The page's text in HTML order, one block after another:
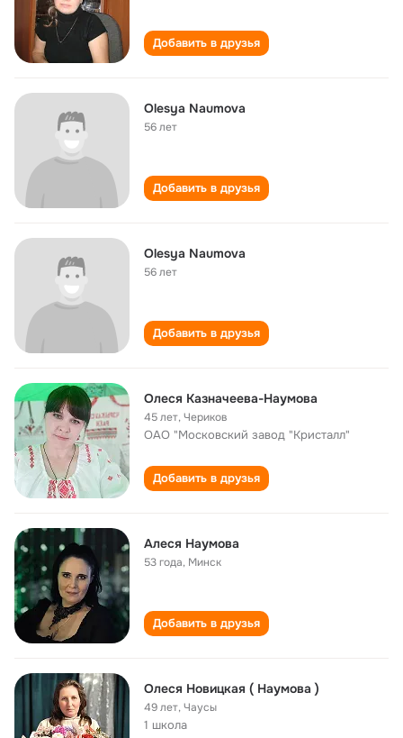
Добавить в друзья
Olesya Naumova
56 лет
Добавить в друзья
Olesya Naumova
56 лет
Добавить в друзья
Олеся Казначеева-Наумова
45 лет,Чериков
ОАО "Московский завод "Кристалл"
Добавить в друзья
Алеся Наумова
53 года, Минск
Добавить в друзья
Олеся Новицкая ( Наумова )
49 лет,Чаусы
1 школа